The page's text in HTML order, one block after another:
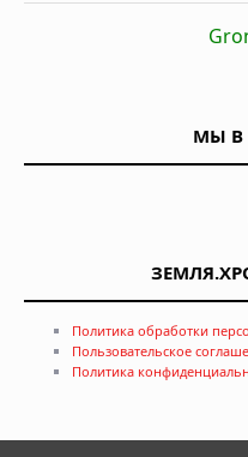
МЫ В
Политика обработки
Пользовательское
Политика